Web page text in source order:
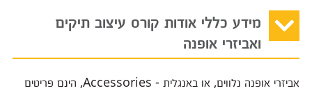
מידע כללי אודות קורס עיצוב תיקים
ואביזרי אופנה
אביזרי אופנה נלווים, או באנגלית - Accessories, הינם פריטים